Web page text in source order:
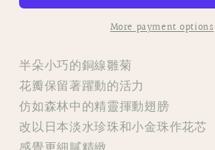
瓣
雛
菊
珍
珠
半
瓣
雛
菊
珍
珠
More payment options
半朵小巧的銅線雛菊
花瓣保留著躍動的活力
仿如森林中的精靈揮動翅膀
改以日本淡水珍珠和小金珠作花芯